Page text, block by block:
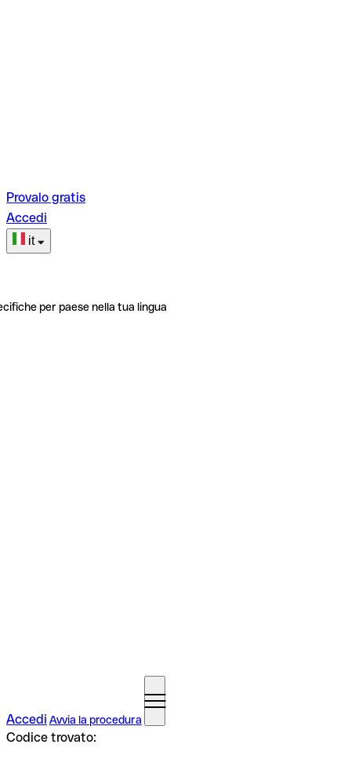
Provalo gratis
Accedi
it
per paese nella tua lingua
Accedi Avvia la procedura
Codice trovato: